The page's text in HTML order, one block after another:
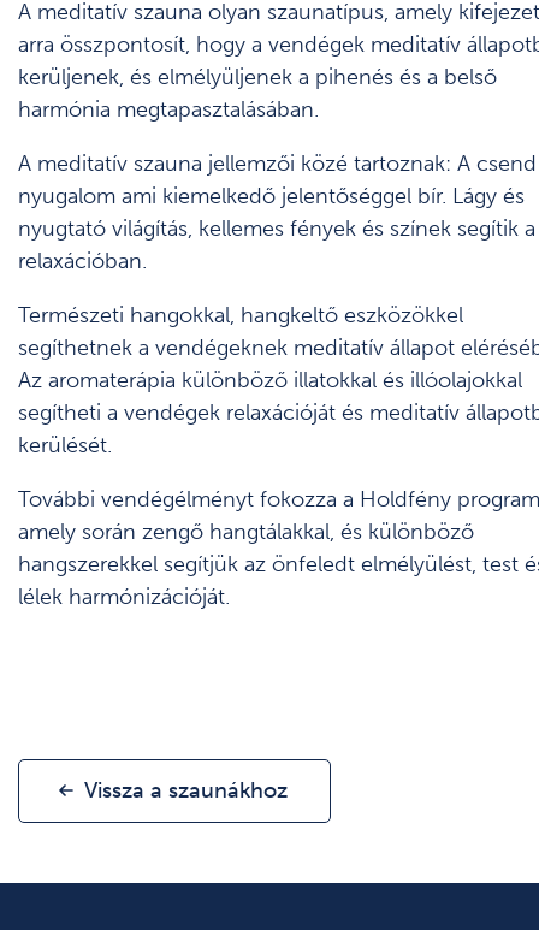
A meditatív szauna olyan szaunatípus, amely
arra összpontosít, hogy a vendégek meditatív
kerüljenek, és elmélyüljenek a pihenés és a belső
harmónia megtapasztalásában.
A meditatív szauna jellemzői közé tartoznak: A csend
nyugalom ami kiemelkedő jelentőséggel bír. Lágy és
nyugtató világítás, kellemes fények és színek segítik a
relaxációban.
Természeti hangokkal, hangkeltő eszközökkel
segíthetnek a vendégeknek meditatív állapot
Az aromaterápia különböző illatokkal és illóolajokkal
segítheti a vendégek relaxációját és meditatív
kerülését.
További vendégélményt fokozza a Holdfény
amely során zengő hangtálakkal, és különböző
hangszerekkel segítjük az önfeledt elmélyülést, test
lélek harmónizációját.
Vissza a szaunákhoz